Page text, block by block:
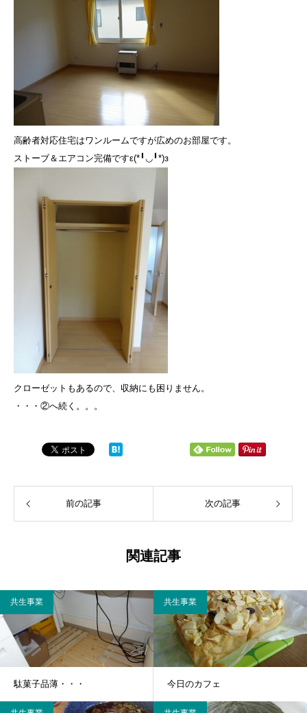
高齢者対応住宅はワンルームですが広めのお部屋です。
ストーブ＆エアコン完備ですε(*╹◡╹*)з
クローゼットもあるので、収納にも困りません。
・・・②へ続く。。。
前の記事 次の記事
関連記事
共生事業
駄菓子品薄・・・
共生事業
今日のカフェ